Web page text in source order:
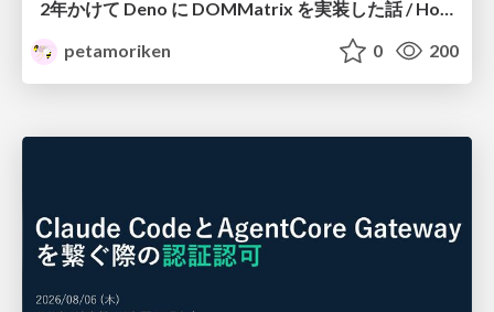
petamoriken
0 200